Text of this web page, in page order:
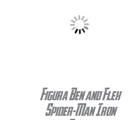
Figura Ben and Flex
Spider-Man Iron